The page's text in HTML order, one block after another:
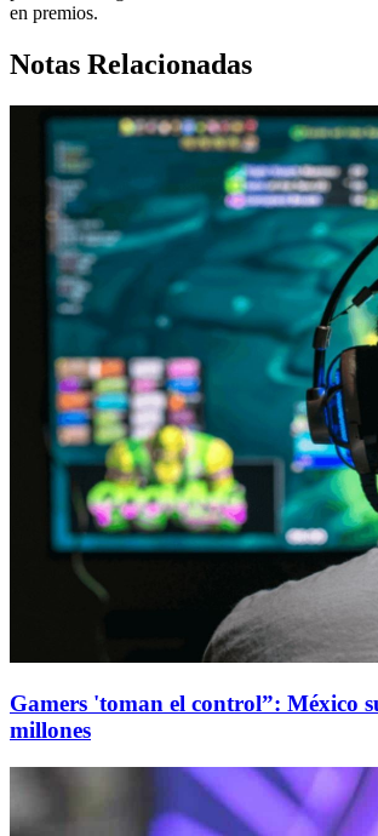
en premios.
Notas Relacionadas
Gamers 'toman el control”: México
millones